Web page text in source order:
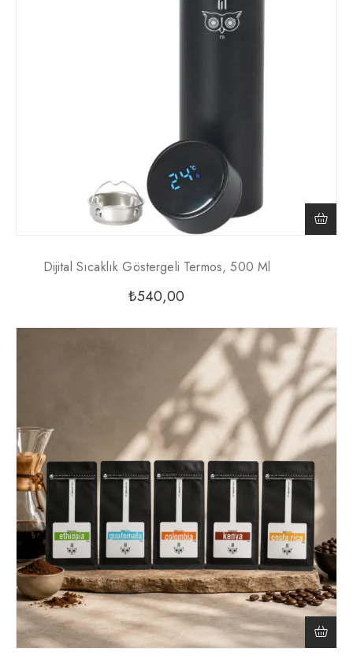
Dijital Sıcaklık Göstergeli Termos, 500 Ml
₺540,00